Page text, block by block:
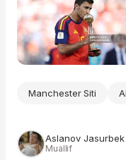
Manchester Siti
Aslanov Jasurbek
Muallif